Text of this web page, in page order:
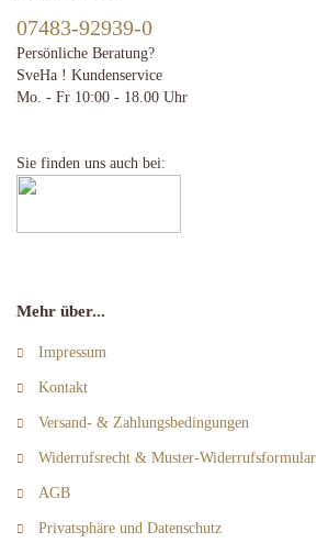
07483-92939-0
Persönliche Beratung?
SveHa ! Kundenservice
Mo. - Fr 10:00 - 18.00 Uhr
Sie finden uns auch bei:
Mehr über...
Impressum
Kontakt
Versand- & Zahlungsbedingungen
Widerrufsrecht & Muster-Widerrufsformular
AGB
Privatsphäre und Datenschutz